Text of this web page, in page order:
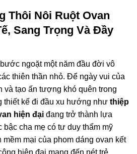
Thôi Nôi Ruột Ovan
Sang Trọng Và Đầy
ngoặt một năm đầu đời vô
thiên thần nhỏ. Để ngày vui của
và tạo ấn tượng khó quên trong
thiết kế đi đầu xu hướng như thiệp
hiện đại đang trở thành lựa
bậc cha mẹ có tư duy thẩm mỹ
mại của phom dáng ovan kết
hiện đại mang đến nét trẻ